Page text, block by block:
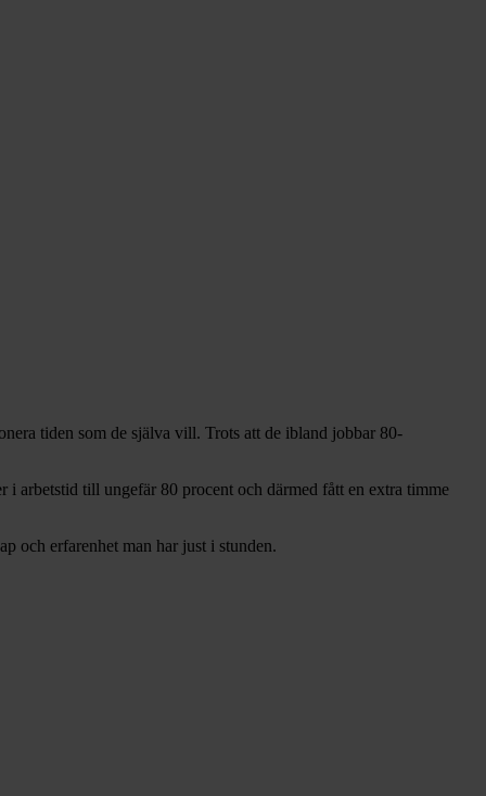
tiden som de själva vill. Trots att de ibland jobbar 80-
arbetstid till ungefär 80 procent och därmed fått en extra timme
och erfarenhet man har just i stunden.